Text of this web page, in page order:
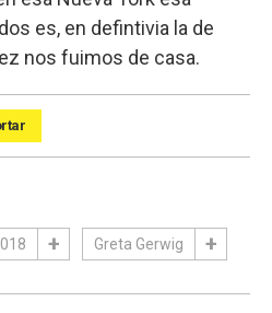
es, en defintivia la de
nos fuimos de casa.
Greta Gerwig